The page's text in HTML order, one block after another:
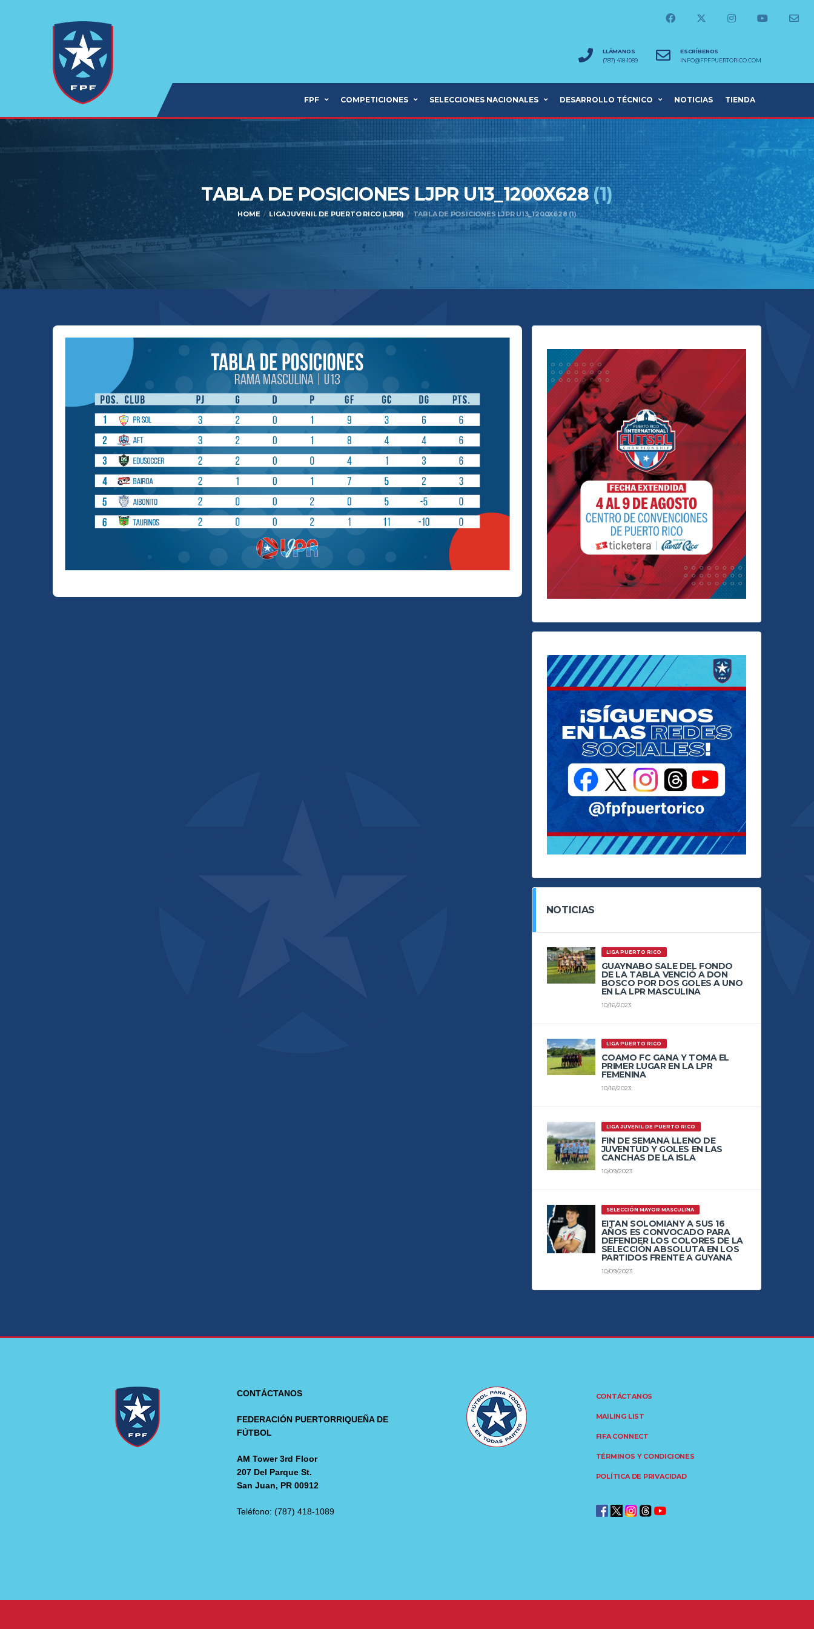
LLÁMANOS
(787) 418-1089
ESCRÍBENOS
INFO@FPFPUERTORICO.COM
FPF COMPETICIONES SELECCIONES NACIONALES DESARROLLO TÉCNICO NOTICIAS TIENDA
TABLA DE POSICIONES LJPR U13_1200X628(1)
HOME LIGA JUVENIL DE PUERTO RICO (LJPR) TABLA DE POSICIONES LJPR U13_1200X628 (1)
NOTICIAS
LIGA PUERTO RICO
GUAYNABO SALE DEL FONDO
DE LA TABLA VENCIÓ A DON
BOSCO POR DOS GOLES A UNO
EN LA LPR MASCULINA
10/16/2023
LIGA PUERTO RICO
COAMO FC GANA Y TOMA EL
PRIMER LUGAR EN LA LPR
FEMENINA
10/16/2023
LIGA JUVENIL DE PUERTO RICO
FIN DE SEMANA LLENO DE
JUVENTUD Y GOLES EN LAS
CANCHAS DE LA ISLA
10/09/2023
SELECCIÓN MAYOR MASCULINA
EITAN SOLOMIANY A SUS 16
AÑOS ES CONVOCADO PARA
DEFENDER LOS COLORES DE LA
SELECCIÓN ABSOLUTA EN LOS
PARTIDOS FRENTE A GUYANA
10/09/2023
CONTÁCTANOS
FEDERACIÓN PUERTORRIQUEÑA DE
FÚTBOL
AM Tower 3rd Floor
207 Del Parque St.
San Juan, PR 00912
Teléfono: (787) 418-1089
CONTÁCTANOS
MAILING LIST
FIFA CONNECT
TÉRMINOS Y CONDICIONES
POLÍTICA DE PRIVACIDAD